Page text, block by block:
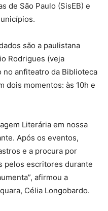
de São Paulo (SisEB) e
são a paulistana
Rodrigues (veja
no anfiteatro da Biblioteca
dois momentos: às 10h e
Literária em nossa
Após os eventos,
e a procura por
pelos escritores durante
afirmou a
Célia Longobardo.